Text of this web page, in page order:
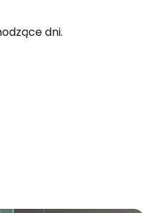
dni.